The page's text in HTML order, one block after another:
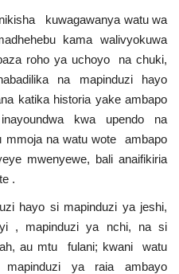
kuwagawanya watu wa
kama walivyokuwa
roho ya uchoyo na chuki,
na mapinduzi hayo
katika historia yake ambapo
kwa upendo na
mmoja na watu wote ambapo
mwenyewe, bali anaifikiria
.
hayo si mapinduzi ya jeshi,
, mapinduzi ya nchi, na si
au mtu fulani; kwani watu
ya raia ambayo